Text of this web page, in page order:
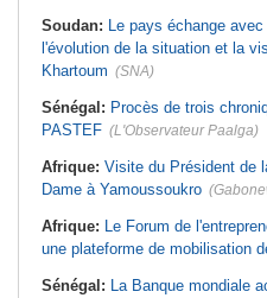
Soudan: Le pays échange
l'évolution de la situation et la
Khartoum (SNA)
Sénégal: Procès de trois
PASTEF (L'Observateur Paalga)
Afrique: Visite du Président de
Dame à Yamoussoukro
Afrique: Le Forum de
une plateforme de mobilisation
Sénégal: La Banque mondiale